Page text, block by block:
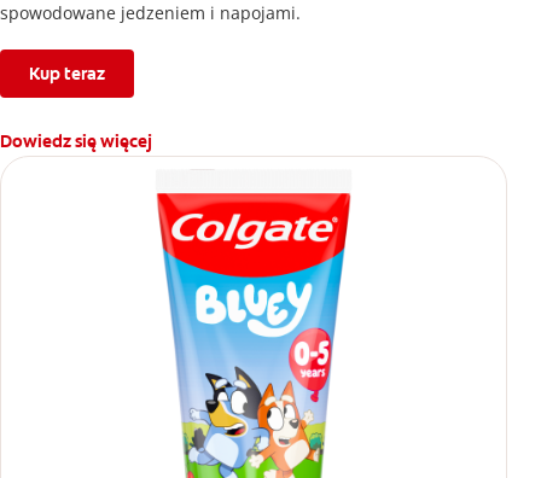
spowodowane jedzeniem i napojami.
Kup teraz
Dowiedz się więcej